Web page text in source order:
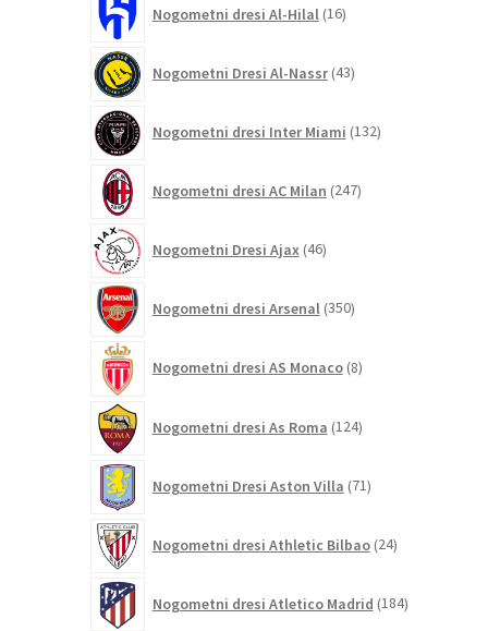
Nogometni dresi Al-Hilal 16izdelkov
Nogometni Dresi Al-Nassr 43izdelkov
Nogometni dresi Inter Miami 132izdelkov
Nogometni dresi AC Milan 247izdelkov
Nogometni Dresi Ajax 46izdelkov
Nogometni dresi Arsenal 350izdelkov
Nogometni dresi AS Monaco 8izdelkov
Nogometni dresi As Roma 124izdelkov
Nogometni Dresi Aston Villa 71izdelkov
Nogometni dresi Athletic Bilbao 24izdelkov
Nogometni dresi Atletico Madrid 184izdelkov